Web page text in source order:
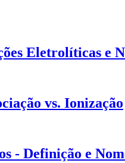
Eletrolíticas e
vs. Ionização
- Definição e